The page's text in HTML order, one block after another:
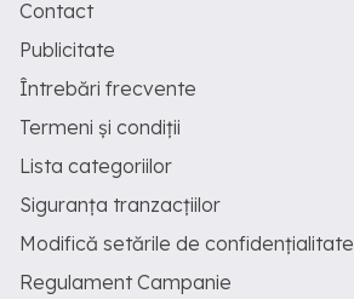
Contact
Publicitate
Întrebări frecvente
Termeni și condiții
Lista categoriilor
Siguranța tranzacțiilor
Modifică setările de confidențialitate
Regulament Campanie